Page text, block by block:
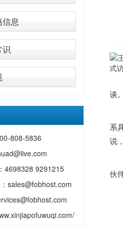
息
识
808-5836
4698328 9291215
sales@fobhost.com
式
谈。
系
说
伙